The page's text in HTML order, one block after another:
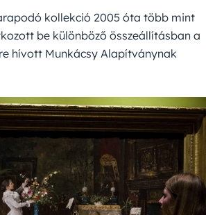
kollekció 2005 óta több mint
be különböző összeállításban a
hívott Munkácsy Alapítványnak